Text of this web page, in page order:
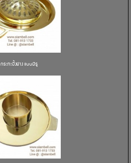
กระทะปิ้งย่าง แบบมีรู